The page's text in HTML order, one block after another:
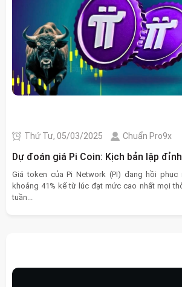
Thứ Tư, 05/03/2025 Chuẩn Pro9x
Dự đoán giá Pi Coin: Kịch bản lập
Giá token của Pi Network (PI) đang hồi phục
khoảng 41% kể từ lúc đạt mức cao nhất mọi
tuần...